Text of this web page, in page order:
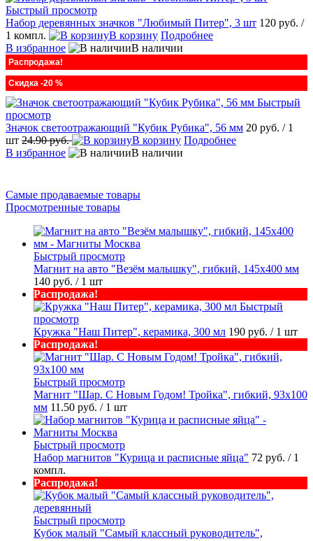
Быстрый просмотр
Набор деревянных значков "Любимый Питер", 3 шт 120 руб. /
1 компл.
В корзину Подробнее
В избранное
В наличии
Распродажа!
Скидка -20 %
Быстрый
просмотр
Значок светоотражающий "Кубик Рубика", 56 мм 20 руб. / 1
шт 24.90 руб. В корзину Подробнее
В избранное
В наличии
Самые продаваемые товары
Просмотренные товары
Быстрый просмотр
Магнит на авто "Везём малышку", гибкий, 145х400 мм
140 руб. / 1 шт
Распродажа!
Быстрый
просмотр
Кружка "Наш Питер", керамика, 300 мл 190 руб. / 1 шт
Распродажа!
Быстрый просмотр
Магнит "Шар. С Новым Годом! Тройка", гибкий, 93х100
мм 11.50 руб. / 1 шт
Быстрый просмотр
Набор магнитов "Курица и расписные яйца" 72 руб. / 1
компл.
Распродажа!
Быстрый просмотр
Кубок малый "Самый классный руководитель",